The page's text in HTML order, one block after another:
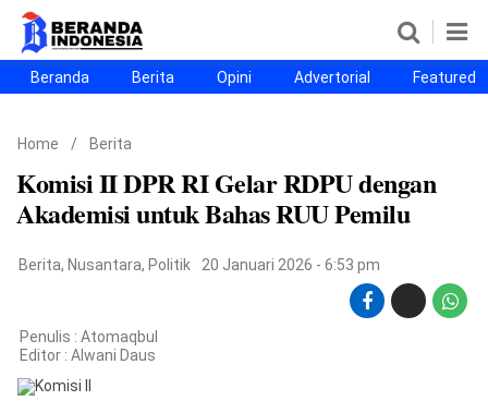
Beranda
Berita
Opini
Advertorial
Featured
Beranda25
SEGMEN
Nusantara
Jabodetabek
Sulselbar
Kota Makassar
Beranda Berita Opini Advertorial Featured
Home / Berita
Komisi II DPR RI Gelar RDPU dengan
Akademisi untuk Bahas RUU Pemilu
Berita, Nusantara, Politik 20 Januari 2026 - 6:53 pm
Penulis : Atomaqbul
Editor : Alwani Daus